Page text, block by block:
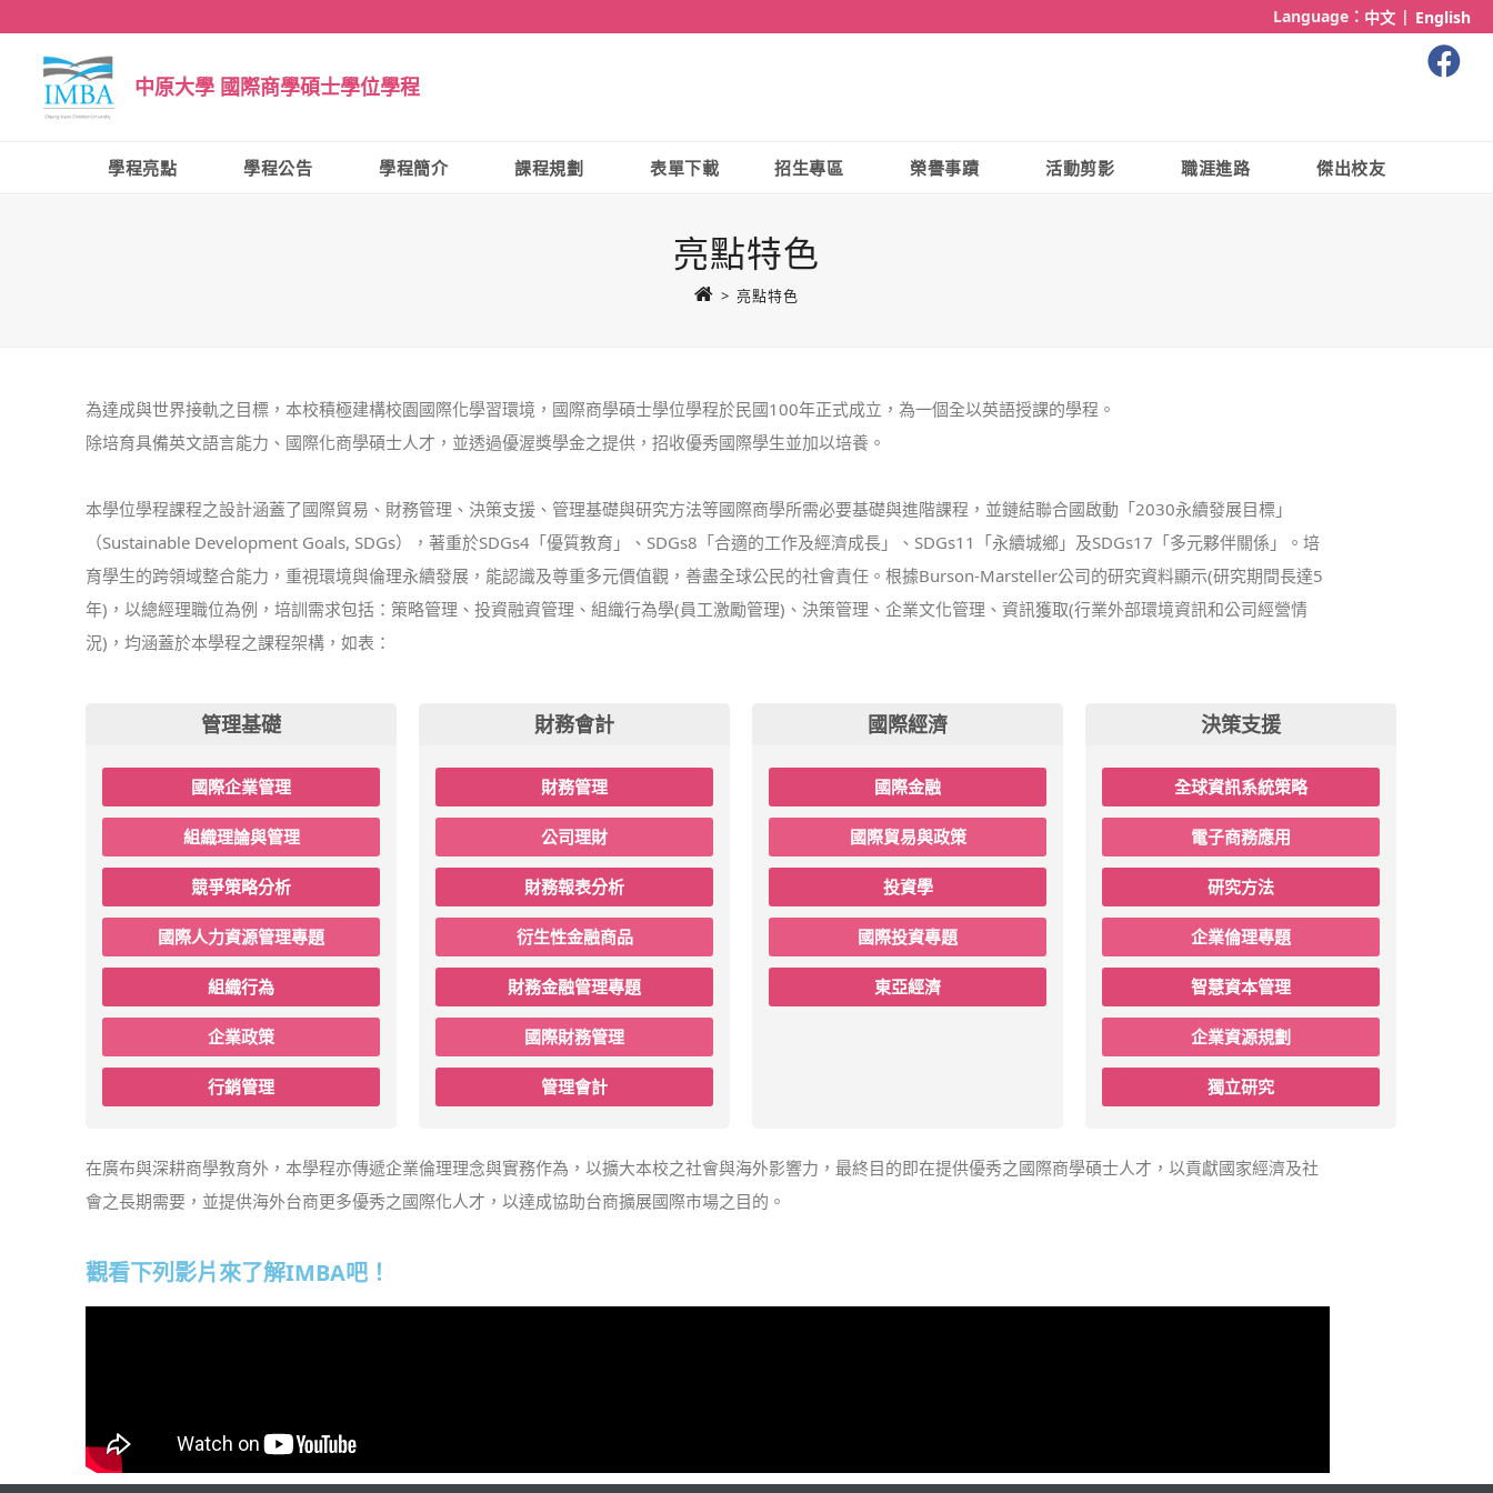
Language： 中文 | English
中原大學 國際商學碩士學位學程
學程亮點 學程公告 學程簡介 課程規劃 表單下載 招生專區 榮譽事蹟 活動剪影 職涯進路 傑出校友
亮點特色
> 亮點特色
為達成與世界接軌之目標，本校積極建構校園國際化學習環境，國際商學碩士學位學程於民國100年正式成立，為一個全以英語授課的學程。
除培育具備英文語言能力、國際化商學碩士人才，並透過優渥獎學金之提供，招收優秀國際學生並加以培養。
本學位學程課程之設計涵蓋了國際貿易、財務管理、決策支援、管理基礎與研究方法等國際商學所需必要基礎與進階課程，並鏈結聯合國啟動「2030永續發展目標」
（Sustainable Development Goals, SDGs），著重於SDGs4「優質教育」、SDGs8「合適的工作及經濟成長」、SDGs11「永續城鄉」及SDGs17「多元夥伴關係」。培
育學生的跨領域整合能力，重視環境與倫理永續發展，能認識及尊重多元價值觀，善盡全球公民的社會責任。根據Burson-Marsteller公司的研究資料顯示(研究期間長達5
年)，以總經理職位為例，培訓需求包括：策略管理、投資融資管理、組織行為學(員工激勵管理)、決策管理、企業文化管理、資訊獲取(行業外部環境資訊和公司經營情
況)，均涵蓋於本學程之課程架構，如表：
管理基礎
國際企業管理
組織理論與管理
競爭策略分析
國際人力資源管理專題
組織行為
企業政策
行銷管理
財務會計
財務管理
公司理財
財務報表分析
衍生性金融商品
財務金融管理專題
國際財務管理
管理會計
國際經濟
國際金融
國際貿易與政策
投資學
國際投資專題
東亞經濟
決策支援
全球資訊系統策略
電子商務應用
研究方法
企業倫理專題
智慧資本管理
企業資源規劃
獨立研究
在廣布與深耕商學教育外，本學程亦傳遞企業倫理理念與實務作為，以擴大本校之社會與海外影響力，最終目的即在提供優秀之國際商學碩士人才，以貢獻國家經濟及社
會之長期需要，並提供海外台商更多優秀之國際化人才，以達成協助台商擴展國際市場之目的。
觀看下列影片來了解IMBA吧！